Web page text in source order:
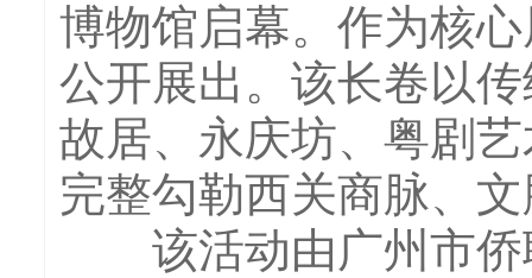
博物馆启幕。作为核
公开展出。该长卷以
故居、永庆坊、粤剧
完整勾勒西关商脉、
该活动由广州市侨